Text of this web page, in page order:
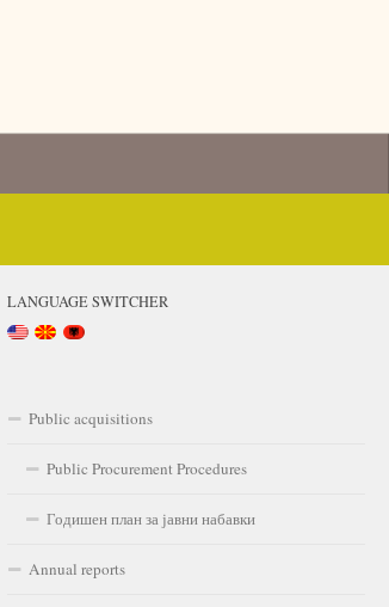
LANGUAGE SWITCHER
Public acquisitions
Public Procurement Procedures
Годишен план за јавни набавки
Annual reports